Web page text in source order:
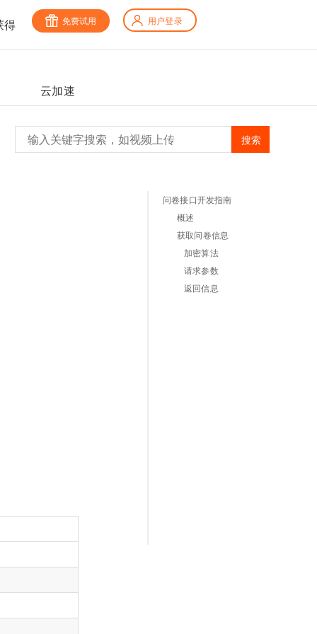
得 免费试用 用户登录
云加速
问卷接口开发指南
概述
获取问卷信息
加密算法
请求参数
返回信息
搜索